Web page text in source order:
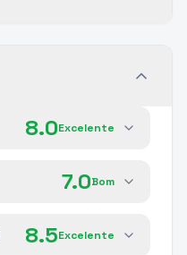
8.0Excelente
7.0Bom
8.5Excelente